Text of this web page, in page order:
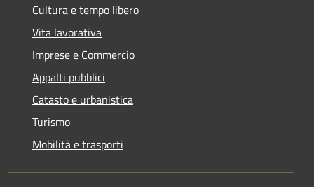
Cultura e tempo libero
Vita lavorativa
Imprese e Commercio
Appalti pubblici
Catasto e urbanistica
Turismo
Mobilità e trasporti